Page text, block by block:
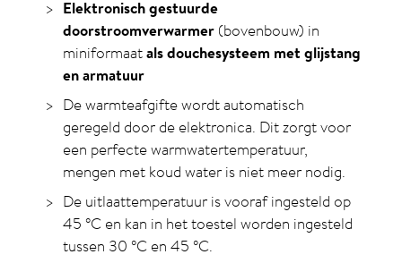
Elektronisch gestuurde
doorstroomverwarmer (bovenbouw) in
miniformaatals douchesysteem met glijstang
en armatuur
De warmteafgifte wordt automatisch
geregeld door de elektronica. Dit zorgt voor
een perfecte warmwatertemperatuur,
mengen met koud water is niet meer nodig.
De uitlaattemperatuur is vooraf ingesteld op
45 °C en kan in het toestel worden ingesteld
tussen 30 °C en 45 °C.